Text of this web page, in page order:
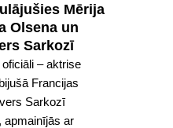
Mērija
Olsena un
Sarkozī
oficiāli – aktrise
Francijas
Sarkozī
apmainījās ar